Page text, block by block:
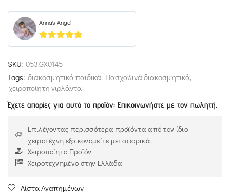
Anna's Angel
5out of 5
SKU: 053.GX0145
Tags: διακοσμητικά παιδικά, Πασχαλινά διακοσμητικά,
χειροποίητη γιρλάντα
Έχετε απορίες για αυτό το προϊόν; Επικοινωνήστε με τον πωλητή.
Επιλέγοντας περισσότερα προϊόντα από τον ίδιο
χειροτέχνη εξοικονομείτε μεταφορικά.
Χειροποίητο Προϊόν
Χειροτεχνημένο στην Ελλάδα
Λίστα Αγαπημένων